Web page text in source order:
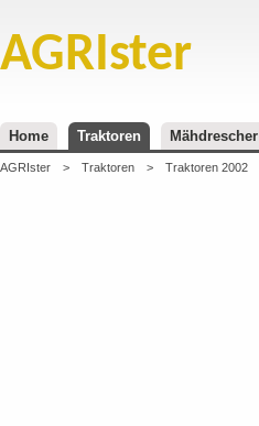
AGRIster
Home Traktoren Mähdrescher
AGRIster > Traktoren > Traktoren 2002